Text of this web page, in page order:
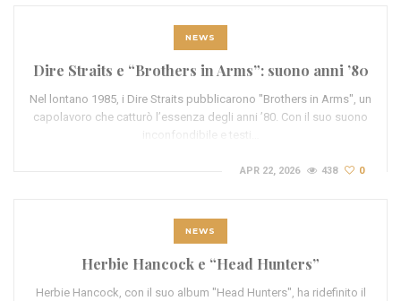
NEWS
Dire Straits e “Brothers in Arms”: suono anni ’80
Nel lontano 1985, i Dire Straits pubblicarono "Brothers in Arms", un
capolavoro che catturò l’essenza degli anni ’80. Con il suo suono
inconfondibile e testi…
APR 22, 2026 438 0
NEWS
Herbie Hancock e “Head Hunters”
Herbie Hancock, con il suo album "Head Hunters", ha ridefinito il